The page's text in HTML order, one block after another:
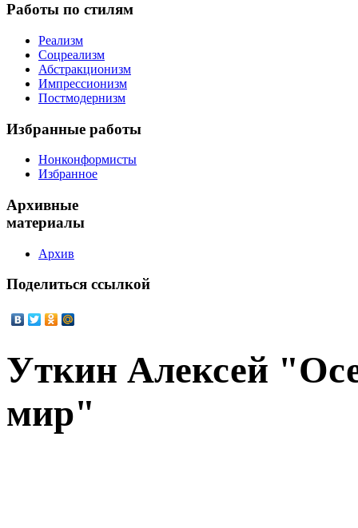
Работы по стилям
Реализм
Соцреализм
Абстракционизм
Импрессионизм
Постмодернизм
Избранные работы
Нонконформисты
Избранное
Архивные
материалы
Архив
Поделиться ссылкой
Уткин Алексей
мир"